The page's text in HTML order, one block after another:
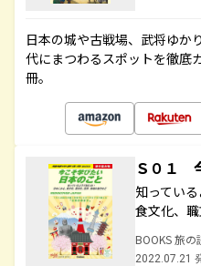
日本の城や古戦場、武将ゆか
代にまつわるスポットを徹底
冊。
Ｓ０１
知ってい
食文化、
BOOKS 旅の
2022.07.21